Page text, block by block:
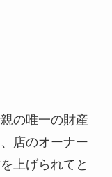
の唯一の財産
店のオーナー
上げられてと